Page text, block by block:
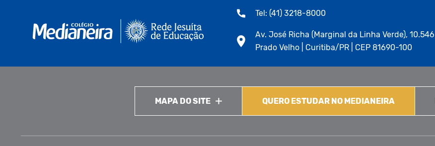
Tel: (41) 3218-8000
Av. José Richa (Marginal da Linha Verde), 10.546
Prado Velho | Curitiba/PR | CEP 81690-100
MAPA DO SITE QUERO ESTUDAR NO MEDIANEIRA